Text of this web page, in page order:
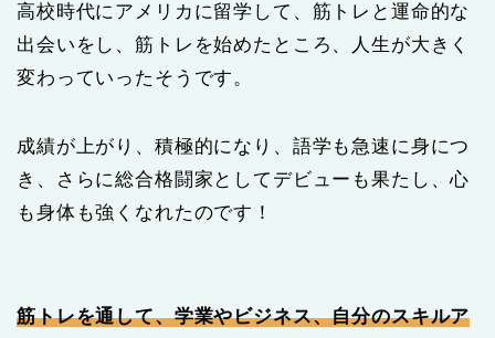
高校時代にアメリカに留学して、筋トレと運命的な
出会いをし、筋トレを始めたところ、人生が大きく
変わっていったそうです。
成績が上がり、積極的になり、語学も急速に身につ
き、さらに総合格闘家としてデビューも果たし、心
も身体も強くなれたのです！
筋トレを通して、学業やビジネス、自分のスキルア